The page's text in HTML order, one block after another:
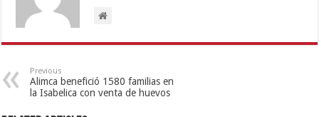
Previous
Alimca benefició 1580 familias en
la Isabelica con venta de huevos